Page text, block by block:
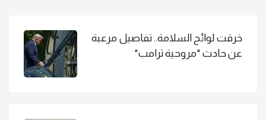
خرقت لوائح السلامة.. تفاصيل مرعبة
عن حادث "مروحية ترامب"